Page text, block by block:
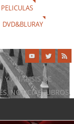
PELICULAS
DVD&BLURAY
Y ANÁLISIS DE
NOTICIAS, LIBROS,
RODEA AL